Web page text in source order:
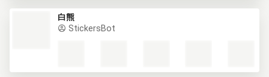
白熊
StickersBot